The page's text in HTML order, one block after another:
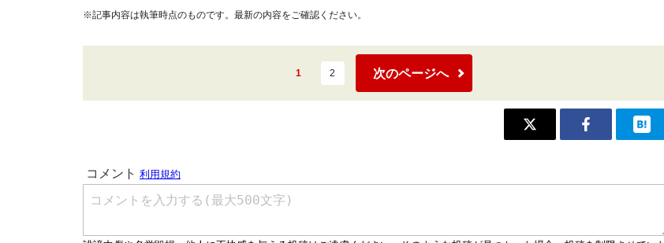
※記事内容は執筆時点のものです。最新の内容をご確認ください。
1 2 次のページへ